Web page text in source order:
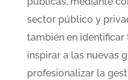
sector público y
también en
inspirar a las nuevas
profesionalizar la